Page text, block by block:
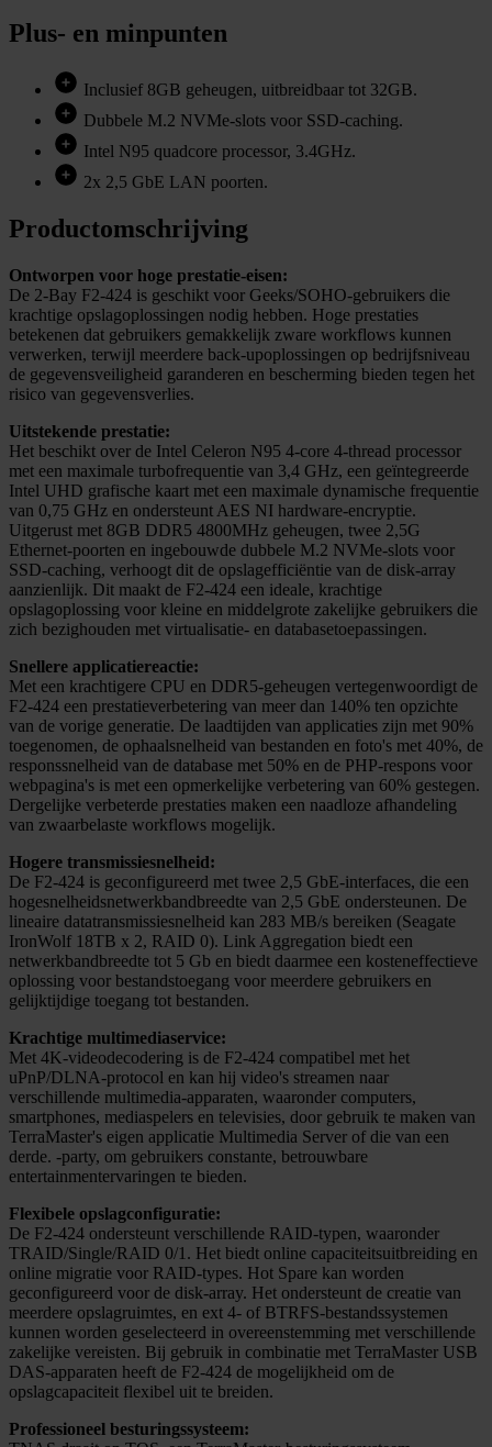
Plus- en minpunten
Inclusief 8GB geheugen, uitbreidbaar tot 32GB.
Dubbele M.2 NVMe-slots voor SSD-caching.
Intel N95 quadcore processor, 3.4GHz.
2x 2,5 GbE LAN poorten.
Productomschrijving
Ontworpen voor hoge prestatie-eisen:
De 2-Bay F2-424 is geschikt voor Geeks/SOHO-gebruikers die
krachtige opslagoplossingen nodig hebben. Hoge prestaties
betekenen dat gebruikers gemakkelijk zware workflows kunnen
verwerken, terwijl meerdere back-upoplossingen op bedrijfsniveau
de gegevensveiligheid garanderen en bescherming bieden tegen het
risico van gegevensverlies.
Uitstekende prestatie:
Het beschikt over de Intel Celeron N95 4-core 4-thread processor
met een maximale turbofrequentie van 3,4 GHz, een geïntegreerde
Intel UHD grafische kaart met een maximale dynamische frequentie
van 0,75 GHz en ondersteunt AES NI hardware-encryptie.
Uitgerust met 8GB DDR5 4800MHz geheugen, twee 2,5G
Ethernet-poorten en ingebouwde dubbele M.2 NVMe-slots voor
SSD-caching, verhoogt dit de opslagefficiëntie van de disk-array
aanzienlijk. Dit maakt de F2-424 een ideale, krachtige
opslagoplossing voor kleine en middelgrote zakelijke gebruikers die
zich bezighouden met virtualisatie- en databasetoepassingen.
Snellere applicatiereactie:
Met een krachtigere CPU en DDR5-geheugen vertegenwoordigt de
F2-424 een prestatieverbetering van meer dan 140% ten opzichte
van de vorige generatie. De laadtijden van applicaties zijn met 90%
toegenomen, de ophaalsnelheid van bestanden en foto's met 40%, de
responssnelheid van de database met 50% en de PHP-respons voor
webpagina's is met een opmerkelijke verbetering van 60% gestegen.
Dergelijke verbeterde prestaties maken een naadloze afhandeling
van zwaarbelaste workflows mogelijk.
Hogere transmissiesnelheid:
De F2-424 is geconfigureerd met twee 2,5 GbE-interfaces, die een
hogesnelheidsnetwerkbandbreedte van 2,5 GbE ondersteunen. De
lineaire datatransmissiesnelheid kan 283 MB/s bereiken (Seagate
IronWolf 18TB x 2, RAID 0). Link Aggregation biedt een
netwerkbandbreedte tot 5 Gb en biedt daarmee een kosteneffectieve
oplossing voor bestandstoegang voor meerdere gebruikers en
gelijktijdige toegang tot bestanden.
Krachtige multimediaservice:
Met 4K-videodecodering is de F2-424 compatibel met het
uPnP/DLNA-protocol en kan hij video's streamen naar
verschillende multimedia-apparaten, waaronder computers,
smartphones, mediaspelers en televisies, door gebruik te maken van
TerraMaster's eigen applicatie Multimedia Server of die van een
derde. -party, om gebruikers constante, betrouwbare
entertainmentervaringen te bieden.
Flexibele opslagconfiguratie:
De F2-424 ondersteunt verschillende RAID-typen, waaronder
TRAID/Single/RAID 0/1. Het biedt online capaciteitsuitbreiding en
online migratie voor RAID-types. Hot Spare kan worden
geconfigureerd voor de disk-array. Het ondersteunt de creatie van
meerdere opslagruimtes, en ext 4- of BTRFS-bestandssystemen
kunnen worden geselecteerd in overeenstemming met verschillende
zakelijke vereisten. Bij gebruik in combinatie met TerraMaster USB
DAS-apparaten heeft de F2-424 de mogelijkheid om de
opslagcapaciteit flexibel uit te breiden.
Professioneel besturingssysteem: